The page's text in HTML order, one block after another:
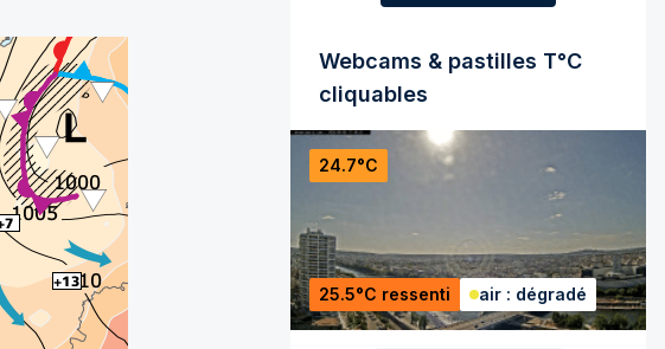
Webcams & pastilles T°C
cliquables
24.7°C
25.5°C ressenti air : dégradé